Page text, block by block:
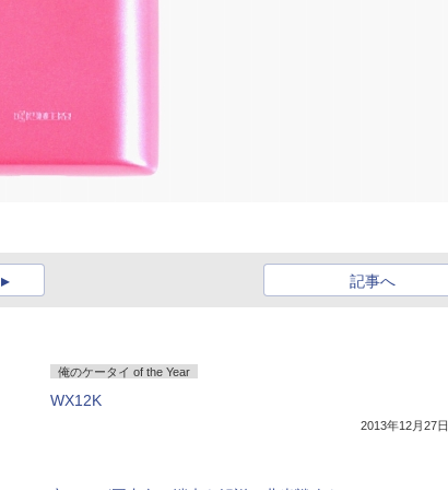
記事へ
俺のケータイ of the Year
WX12K
2013年12月27日